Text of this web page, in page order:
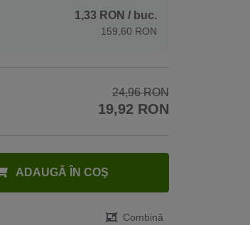
1,33 RON / buc.
159,60 RON
24,96 RON
19,92 RON
ADAUGĂ ÎN COŞ
Combină